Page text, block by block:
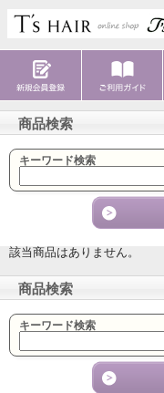
商品検索
キーワード検索
該当商品はありません。
商品検索
キーワード検索